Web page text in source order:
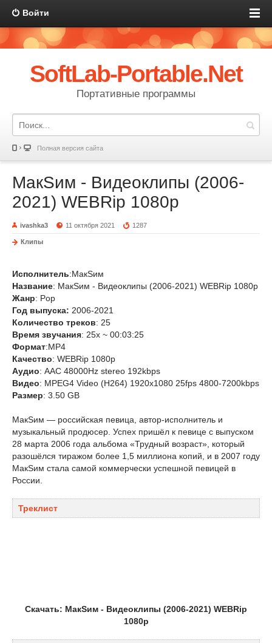
Войти
SoftLab-Portable.Net
Портативные программы
Полная версия сайта
МакSим - Видеоклипы (2006-
2021) WEBRip 1080p
ivashka3 11 октября 2021 1287
Клипы
Исполнитель:МакSим
Название: МакSим - Видеоклипы (2006-2021) WEBRip 1080p
Жанр: Pop
Год выпуска: 2006-2021
Количество треков: 25
Время звучания: 25x ~ 00:03:25
Формат:MP4
Качество: WEBRip 1080p
Аудио: AAC 48000Hz stereo 192kbps
Видео: MPEG4 Video (H264) 1920x1080 25fps 4800-7200kbps
Размер: 3.50 GB
МакSим — российская певица, автор-исполнитель и
музыкальный продюсер. Успех пришёл к певице с выпуском
28 марта 2006 года альбома «Трудный возраст», который
разошёлся тиражом более 1,5 миллиона копий, и в 2007 году
МакSим стала самой коммерчески успешной певицей в
России.
Треклист
Скачать: МакSим - Видеоклипы (2006-2021) WEBRip
1080p